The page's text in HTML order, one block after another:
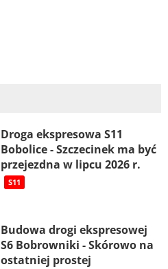
Droga ekspresowa S11
Bobolice - Szczecinek ma być
przejezdna w lipcu 2026 r.
S11
Budowa drogi ekspresowej
S6 Bobrowniki - Skórowo na
ostatniej prostej